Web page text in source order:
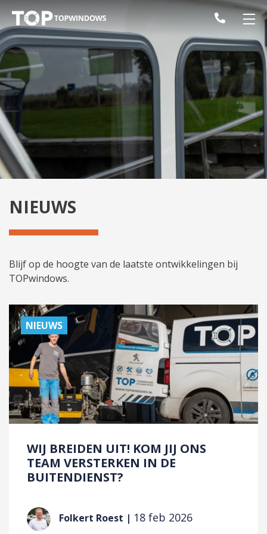
NIEUWS
Blijf op de hoogte van de laatste ontwikkelingen bij
TOPwindows.
NIEUWS
WIJ BREIDEN UIT! KOM JIJ ONS
TEAM VERSTERKEN IN DE
BUITENDIENST?
Folkert Roest | 18 feb 2026